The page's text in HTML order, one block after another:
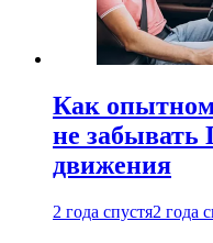
Как
не забывать
движения
2 года спустя2 года